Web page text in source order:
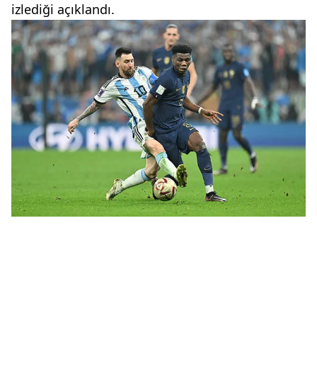
izlediği açıklandı.